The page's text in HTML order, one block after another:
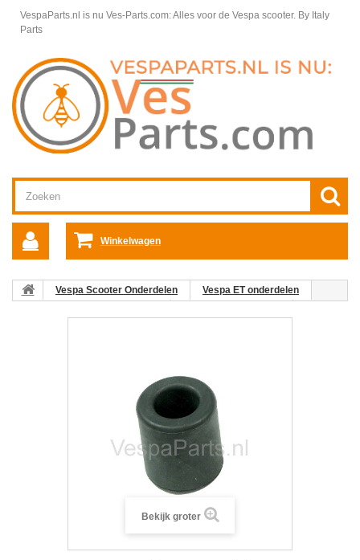
VespaParts.nl is nu Ves-Parts.com: Alles voor de Vespa scooter. By Italy
Parts
Winkelwagen
Vespa Scooter Onderdelen
Vespa ET onderdelen
Bekijk groter